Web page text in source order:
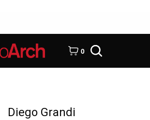
0
Diego Grandi